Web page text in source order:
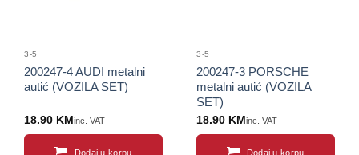
3-5
200247-4 AUDI metalni
autić (VOZILA SET)
18.90 KMinc. VAT
Dodaj u korpu
3-5
200247-3 PORSCHE
metalni autić (VOZILA
SET)
18.90 KMinc. VAT
Dodaj u korpu